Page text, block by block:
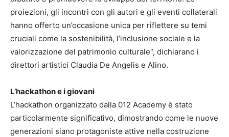
proiezioni, gli incontri con gli autori e gli eventi collaterali
hanno offerto un’occasione unica per riflettere su temi
cruciali come la sostenibilità, l’inclusione sociale e la
valorizzazione del patrimonio culturale”, dichiarano i
direttori artistici Claudia De Angelis e Alino.
L’hackathon e i giovani
L’hackathon organizzato dalla 012 Academy è stato
particolarmente significativo, dimostrando come le nuove
generazioni siano protagoniste attive nella costruzione